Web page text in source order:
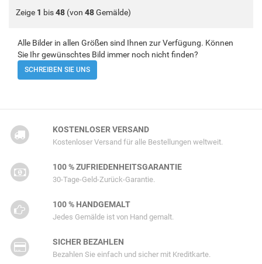
Zeige 1 bis48 (von 48Gemälde)
Alle Bilder in allen Größen sind Ihnen zur Verfügung. Können
Sie Ihr gewünschtes Bild immer noch nicht finden?
SCHREIBEN SIE UNS
KOSTENLOSER VERSAND
Kostenloser Versand für alle Bestellungen weltweit.
100 % ZUFRIEDENHEITSGARANTIE
30-Tage-Geld-Zurück-Garantie.
100 % HANDGEMALT
Jedes Gemälde ist von Hand gemalt.
SICHER BEZAHLEN
Bezahlen Sie einfach und sicher mit Kreditkarte.